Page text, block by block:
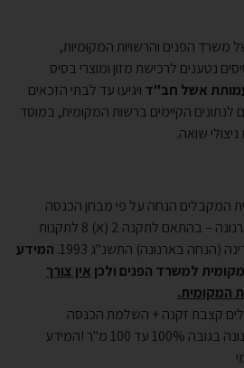
משרד הפנים והרשויות המקומיות,
נטענים לרכישת מזון ומוצרי בסיס
אשל חב"ד ויגיעו עד לבתי הזכאים
הקיימים ברשות המקומית, במוסד
שואה.
המקבלים הנחה על פי מבחן הכנסה
מעל- 70% הנחה בארנונה – בהתאם לתקנה 2 (א) 8 לתקנות
בארנונה) התשנ"ג 1993.
המידע
למשרד הפנים ולכן אין צורך
המקומית.
קצבת זקנה + השלמת הכנסה
עד 100 מ"ר
!המידע